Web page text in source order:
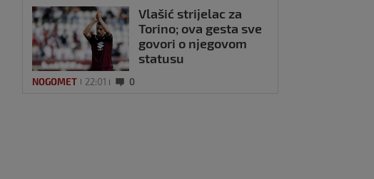
Vlašić strijelac za
Torino; ova gesta sve
govori o njegovom
statusu
NOGOMET 22:01 0